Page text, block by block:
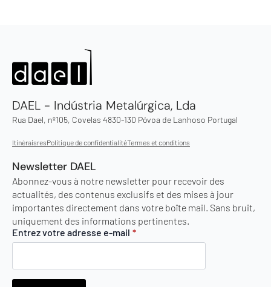
DAEL - Indústria Metalúrgica, Lda
Rua Dael, nº105, Covelas 4830-130 Póvoa de Lanhoso Portugal
ItinéraisresPolitique de confidentialitéTermes et conditions
Newsletter DAEL
Abonnez-vous à notre newsletter pour recevoir des
actualités, des contenus exclusifs et des mises à jour
importantes directement dans votre boîte mail. Sans bruit,
uniquement des informations pertinentes.
Entrez votre adresse e-mail *